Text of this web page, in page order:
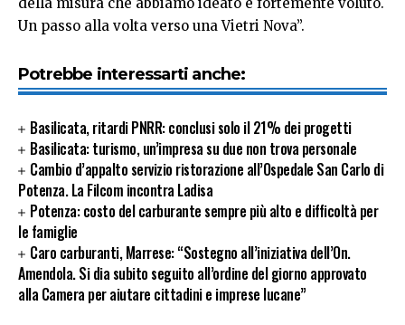
Un passo alla volta verso una Vietri Nova”.
Potrebbe interessarti anche:
Basilicata, ritardi PNRR: conclusi solo il 21% dei progetti
Basilicata: turismo, un’impresa su due non trova personale
Cambio d’appalto servizio ristorazione all’Ospedale San Carlo di
Potenza. La Filcom incontra Ladisa
Potenza: costo del carburante sempre più alto e difficoltà per
le famiglie
Caro carburanti, Marrese: “Sostegno all’iniziativa dell’On.
Amendola. Si dia subito seguito all’ordine del giorno approvato
alla Camera per aiutare cittadini e imprese lucane”